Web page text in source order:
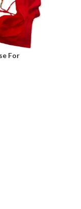
For